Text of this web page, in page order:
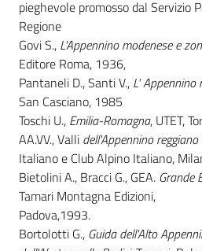
Ambiente
Argomenti
Novità
Servizi
Leggi Atti Bandi
pieghevole promosso dal Servizio
Regione
Govi S., L'Appennino modenese e
Editore Roma, 1936,
Pantaneli D., Santi V., L' Appennino
San Casciano, 1985
Toschi U., Emilia-Romagna, UTET,
AA.VV., Valli dell'Appennino
Italiano e Club Alpino Italiano,
Bietolini A., Bracci G., GEA. Grande
Tamari Montagna Edizioni,
Padova,1993.
Bortolotti G., Guida dell'Alto